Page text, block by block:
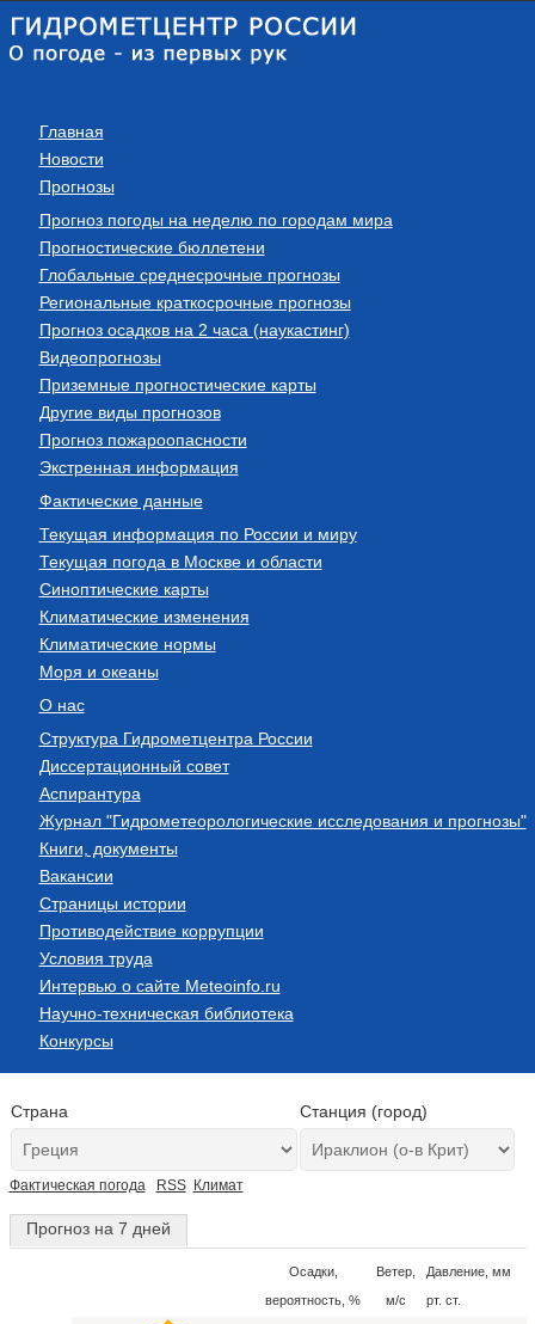
Главная
Новости
Прогнозы
Прогноз погоды на неделю по городам мира
Прогностические бюллетени
Глобальные среднесрочные прогнозы
Региональные краткосрочные прогнозы
Прогноз осадков на 2 часа (наукастинг)
Видеопрогнозы
Приземные прогностические карты
Другие виды прогнозов
Прогноз пожароопасности
Экстренная информация
Фактические данные
Текущая информация по России и миру
Текущая погода в Москве и области
Синоптические карты
Климатические изменения
Климатические нормы
Моря и океаны
О нас
Структура Гидрометцентра России
Диссертационный совет
Аспирантура
Журнал "Гидрометеорологические исследования и прогнозы"
Книги, документы
Вакансии
Страницы истории
Противодействие коррупции
Условия труда
Интервью о сайте Meteoinfo.ru
Научно-техническая библиотека
Конкурсы
Страна Станция (город)
Фактическая погода RSS Климат
Прогноз на 7 дней
Осадки,
вероятность, %
Ветер,
м/с
Давление, мм
рт. ст.